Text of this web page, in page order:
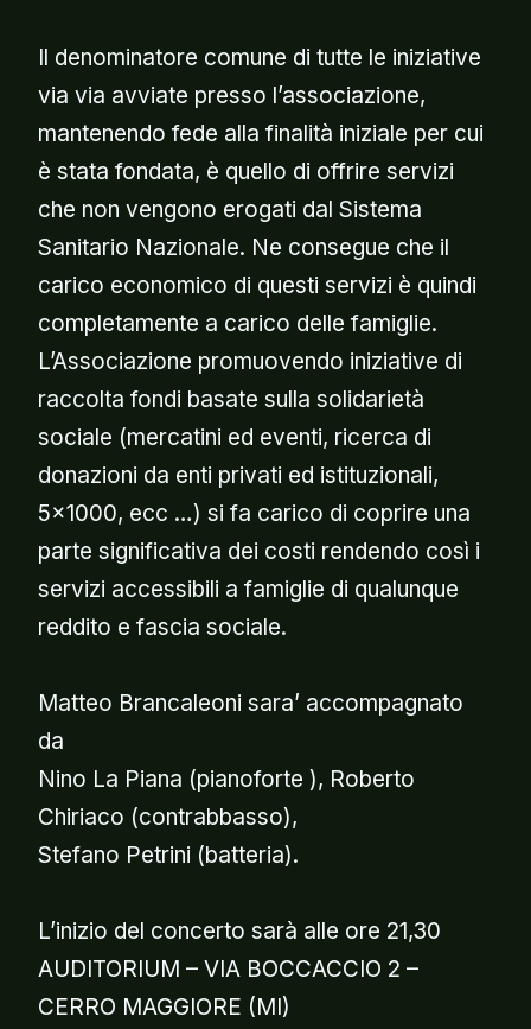
Il denominatore comune di tutte le iniziative
via via avviate presso l’associazione,
mantenendo fede alla finalità iniziale per cui
è stata fondata, è quello di offrire servizi
che non vengono erogati dal Sistema
Sanitario Nazionale. Ne consegue che il
carico economico di questi servizi è quindi
completamente a carico delle famiglie.
L’Associazione promuovendo iniziative di
raccolta fondi basate sulla solidarietà
sociale (mercatini ed eventi, ricerca di
donazioni da enti privati ed istituzionali,
5×1000, ecc …) si fa carico di coprire una
parte significativa dei costi rendendo così i
servizi accessibili a famiglie di qualunque
reddito e fascia sociale.
Matteo Brancaleoni sara’ accompagnato
da
Nino La Piana (pianoforte ), Roberto
Chiriaco (contrabbasso),
Stefano Petrini (batteria).
L’inizio del concerto sarà alle ore 21,30
AUDITORIUM – VIA BOCCACCIO 2 –
CERRO MAGGIORE (MI)